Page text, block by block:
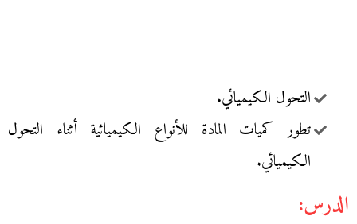
التحول الكيميائي.
تطور كميات المادة للأنواع الكيميائية أثناء التحول
الكيميائي.
الدرس: